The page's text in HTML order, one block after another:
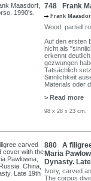
748 Frank
Frank
Wood, partiell
Auf den ersten
nicht als
erkennt
gezwungen
Tatsächlich
Sinnlichkeit
Materials oder
> Read more
98 x 28 x 23 cm.
880 A
Maria
Dynasty.
Ivory, carved
The corpus